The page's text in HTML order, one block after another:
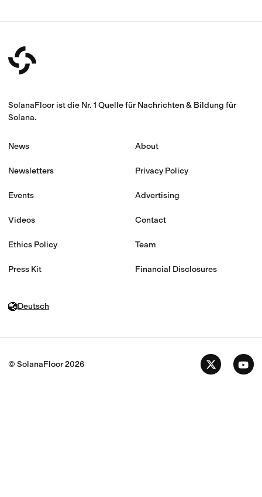
SolanaFloor ist die Nr. 1 Quelle für Nachrichten & Bildung für
Solana.
News
Newsletters
Events
Videos
Ethics Policy
Press Kit
About
Privacy Policy
Advertising
Contact
Team
Financial Disclosures
Deutsch
© SolanaFloor2026